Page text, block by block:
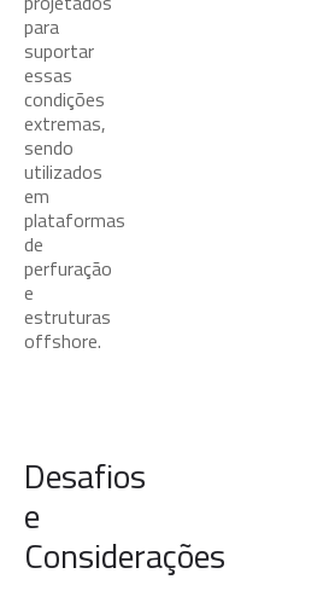
para
suportar
essas
condições
extremas,
sendo
utilizados
em
plataformas
de
perfuração
e
estruturas
offshore.
Desafios
e
Considerações